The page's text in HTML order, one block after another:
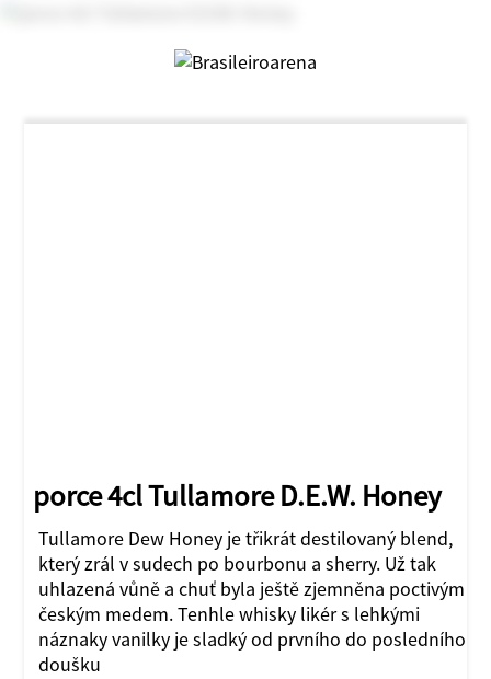
porce 4cl Tullamore D.E.W. Honey
Tullamore Dew Honey je třikrát destilovaný blend,
který zrál v sudech po bourbonu a sherry. Už tak
uhlazená vůně a chuť byla ještě zjemněna poctivým
českým medem. Tenhle whisky likér s lehkými
náznaky vanilky je sladký od prvního do posledního
doušku